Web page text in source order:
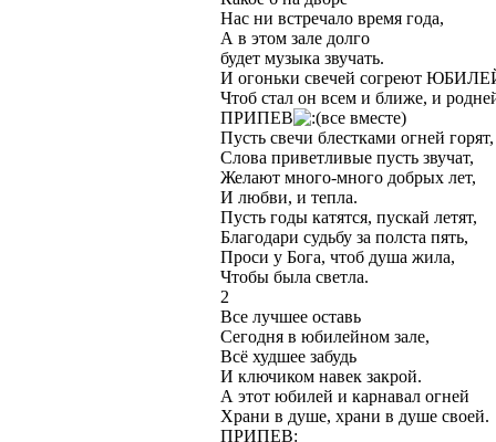
Нас ни встречало время года,
А в этом зале долго
будет музыка звучать.
И огоньки свечей согреют
Чтоб стал он всем и ближе, и
ПРИПЕВ
все вместе)
Пусть свечи блестками огней горят,
Слова приветливые пусть звучат,
Желают много-много добрых лет,
И любви, и тепла.
Пусть годы катятся, пускай летят,
Благодари судьбу за полста пять,
Проси у Бога, чтоб душа жила,
Чтобы была светла.
2
Все лучшее оставь
Сегодня в юбилейном зале,
Всё худшее забудь
И ключиком навек закрой.
А этот юбилей и карнавал огней
Храни в душе, храни в душе своей.
ПРИПЕВ: